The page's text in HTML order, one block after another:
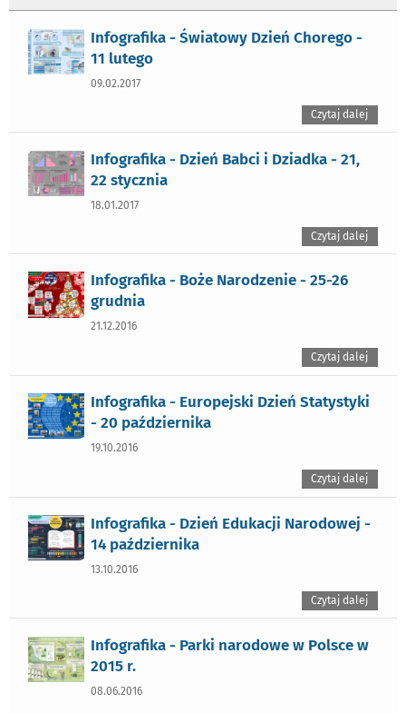
Infografika - Światowy Dzień Chorego -
11 lutego
09.02.2017
Czytaj dalej
Infografika - Dzień Babci i Dziadka - 21,
22 stycznia
18.01.2017
Czytaj dalej
Infografika - Boże Narodzenie - 25-26
grudnia
21.12.2016
Czytaj dalej
Infografika - Europejski Dzień Statystyki
- 20 października
19.10.2016
Czytaj dalej
Infografika - Dzień Edukacji Narodowej -
14 października
13.10.2016
Czytaj dalej
Infografika - Parki narodowe w Polsce w
2015 r.
08.06.2016